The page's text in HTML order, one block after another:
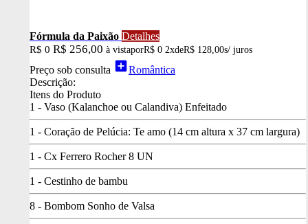
Fórmula da Paixão Detalhes
R$ 0 R$ 256,00 à vistaporR$ 0 2xdeR$ 128,00s/ juros
Preço sob consulta add_boxRomântica
Descrição:
Itens do Produto
1 - Vaso (Kalanchoe ou Calandiva) Enfeitado
1 - Coração de Pelúcia: Te amo (14 cm altura x 37 cm largura)
1 - Cx Ferrero Rocher 8 UN
1 - Cestinho de bambu
8 - Bombom Sonho de Valsa